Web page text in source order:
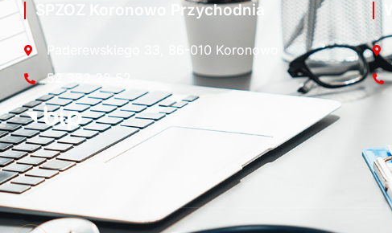
SPZOZ Koronowo Przychodnia
Paderewskiego 33, 86-010 Koronowo
52 382 22 52